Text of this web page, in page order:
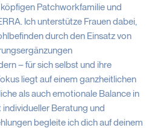
Patchworkfamilie und
Ich unterstütze Frauen dabei,
durch den Einsatz von
– für sich selbst und ihre
liegt auf einem ganzheitlichen
als auch emotionale Balance in
Beratung und
begleite ich dich auf deinem